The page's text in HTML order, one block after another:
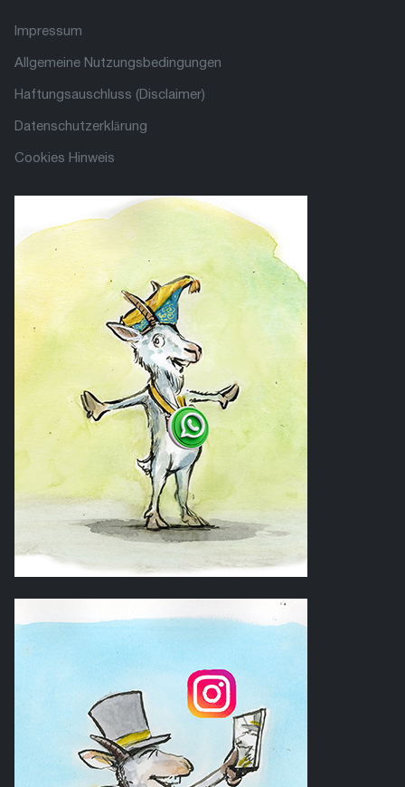
Impressum
Allgemeine Nutzungsbedingungen
Haftungsauschluss (Disclaimer)
Datenschutzerklärung
Cookies Hinweis